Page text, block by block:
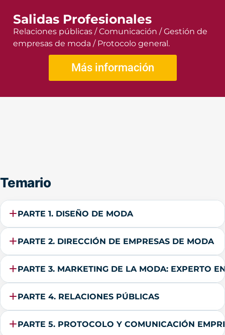
Salidas Profesionales
Relaciones públicas / Comunicación / Gestión de
empresas de moda / Protocolo general.
Más información
Temario
PARTE 1. DISEÑO DE MODA
PARTE 2. DIRECCIÓN DE EMPRESAS DE MODA
PARTE 3. MARKETING DE LA MODA: EXPERTO
PARTE 4. RELACIONES PÚBLICAS
PARTE 5. PROTOCOLO Y COMUNICACIÓN